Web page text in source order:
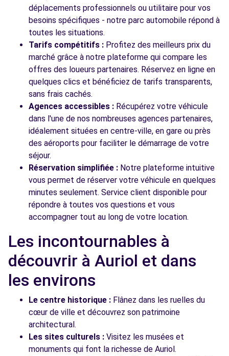
déplacements professionnels ou utilitaire pour vos
besoins spécifiques - notre parc automobile répond à
toutes les situations.
Tarifs compétitifs : Profitez des meilleurs prix du
marché grâce à notre plateforme qui compare les
offres des loueurs partenaires. Réservez en ligne en
quelques clics et bénéficiez de tarifs transparents,
sans frais cachés.
Agences accessibles : Récupérez votre véhicule
dans l'une de nos nombreuses agences partenaires,
idéalement situées en centre-ville, en gare ou près
des aéroports pour faciliter le démarrage de votre
séjour.
Réservation simplifiée : Notre plateforme intuitive
vous permet de réserver votre véhicule en quelques
minutes seulement. Service client disponible pour
répondre à toutes vos questions et vous
accompagner tout au long de votre location.
Les incontournables à
découvrir à Auriol et dans
les environs
Le centre historique : Flânez dans les ruelles du
cœur de ville et découvrez son patrimoine
architectural.
Les sites culturels : Visitez les musées et
monuments qui font la richesse de Auriol.